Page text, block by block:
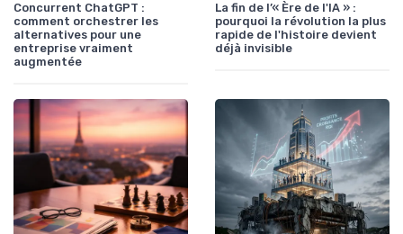
Concurrent ChatGPT :
comment orchestrer les
alternatives pour une
entreprise vraiment
augmentée
La fin de l’« Ère de l'IA » :
pourquoi la révolution la plus
rapide de l'histoire devient
déjà invisible